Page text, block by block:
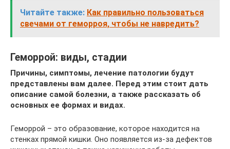
Читайте также: Как правильно пользоваться
свечами от геморроя, чтобы не навредить?
Геморрой: виды, стадии
Причины, симптомы, лечение патологии будут
представлены вам далее. Перед этим стоит дать
описание самой болезни, а также рассказать об
основных ее формах и видах.
Геморрой – это образование, которое находится на
стенках прямой кишки. Оно появляется из-за дефектов